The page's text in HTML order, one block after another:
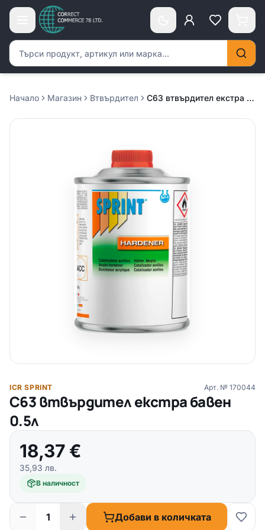
Търсене на продукти
Начало Магазин Втвърдител C63 втвърдител екстра бавен 0.5л
ICR SPRINT Арт. № 170044
C63 втвърдител екстра бавен
0.5л
18,37 €
35,93 лв.
В наличност
Добави в количката